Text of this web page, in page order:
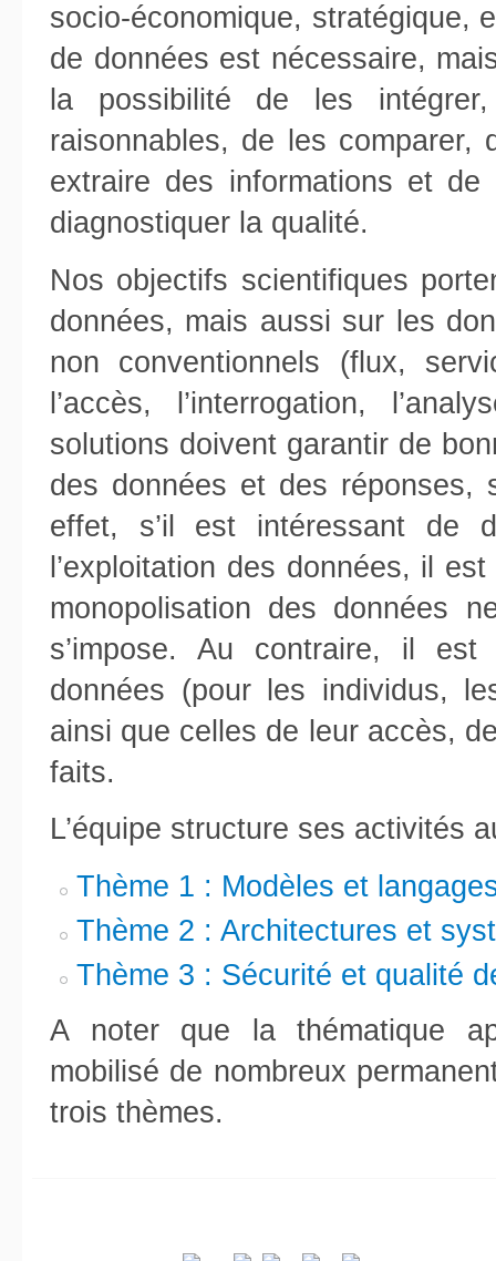
socio-économique, stratégique,
de données est nécessaire,
la possibilité de les
raisonnables, de les
extraire des informations et
diagnostiquer la qualité.
Nos objectifs scientifiques
données, mais aussi sur les
non conventionnels (flux,
l’accès, l’interrogation,
solutions doivent garantir de
des données et des
effet, s’il est intéressant de
l’exploitation des données, il
monopolisation des données
s’impose. Au contraire, il est
données (pour les individus,
ainsi que celles de leur accès,
faits.
L’équipe structure ses activités
Thème 1 : Modèles et
Thème 2 : Architectures et
Thème 3 : Sécurité et qualité
A noter que la thématique
mobilisé de nombreux
trois thèmes.